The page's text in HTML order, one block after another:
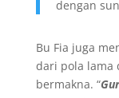
dengan
Bu Fia juga
dari pola lama
bermakna. “